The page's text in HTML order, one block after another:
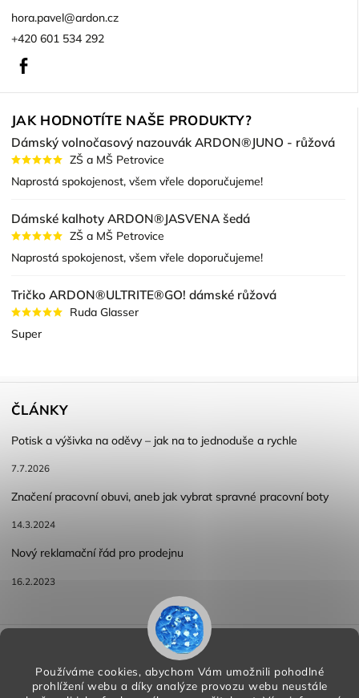
Používáme cookies, abychom Vám umožnili pohodlné
prohlížení webu a díky analýze provozu webu neustále
hora.pavel@ardon.cz
+420 601 534 292
JAK HODNOTÍTE NAŠE PRODUKTY?
Dámský volnočasový nazouvák ARDON®JUNO - růžová
ZŠ a MŠ Petrovice
Naprostá spokojenost, všem vřele doporučujeme!
Dámské kalhoty ARDON®JASVENA šedá
ZŠ a MŠ Petrovice
Naprostá spokojenost, všem vřele doporučujeme!
Tričko ARDON®ULTRITE®GO! dámské růžová
Ruda Glasser
Super
ČLÁNKY
Potisk a výšivka na oděvy – jak na to jednoduše a rychle
7.7.2026
Značení pracovní obuvi, aneb jak vybrat spravné pracovní boty
14.3.2024
Nový reklamační řád pro prodejnu
16.2.2023
Reklamace a vracení zboží
Podmínky ochrany osobních údajů